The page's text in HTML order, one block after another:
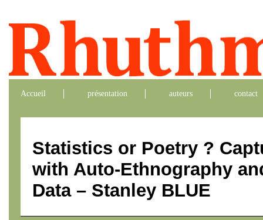
Accueil présentation auteurs contact
Statistics or Poetry ?
with Auto-Ethnography
Data – Stanley BLUE